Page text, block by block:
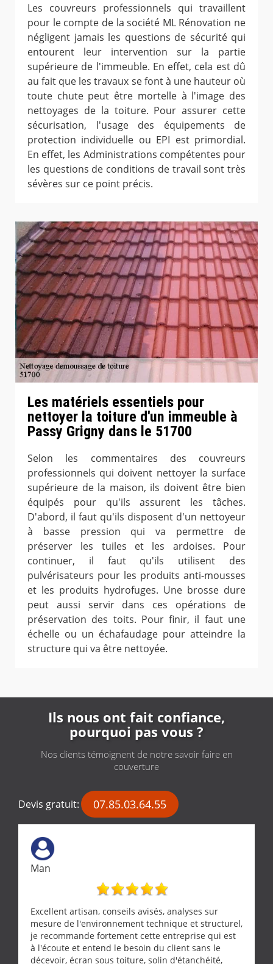
Les couvreurs professionnels qui travaillent
pour le compte de la société ML Rénovation ne
négligent jamais les questions de sécurité qui
entourent leur intervention sur la partie
supérieure de l'immeuble. En effet, cela est dû
au fait que les travaux se font à une hauteur où
toute chute peut être mortelle à l'image des
nettoyages de la toiture. Pour assurer cette
sécurisation, l'usage des équipements de
protection individuelle ou EPI est primordial.
En effet, les Administrations compétentes pour
les questions de conditions de travail sont très
sévères sur ce point précis.
Les matériels essentiels pour
nettoyer la toiture d'un immeuble à
Passy Grigny dans le 51700
Selon les commentaires des couvreurs
professionnels qui doivent nettoyer la surface
supérieure de la maison, ils doivent être bien
équipés pour qu'ils assurent les tâches.
D'abord, il faut qu'ils disposent d'un nettoyeur
à basse pression qui va permettre de
préserver les tuiles et les ardoises. Pour
continuer, il faut qu'ils utilisent des
pulvérisateurs pour les produits anti-mousses
et les produits hydrofuges. Une brosse dure
peut aussi servir dans ces opérations de
préservation des toits. Pour finir, il faut une
échelle ou un échafaudage pour atteindre la
structure qui va être nettoyée.
Ils nous ont fait confiance,
pourquoi pas vous ?
Nos clients témoignent de notre savoir faire en
couverture
Devis gratuit: 07.85.03.64.55
Man
Excellent artisan, conseils avisés, analyses sur
mesure de l'environnement technique et structurel,
je recommande fortement cette entreprise qui est
à l'écoute et entend le besoin du client sans le
décevoir, écran sous toiture, solin d'étanchéité,